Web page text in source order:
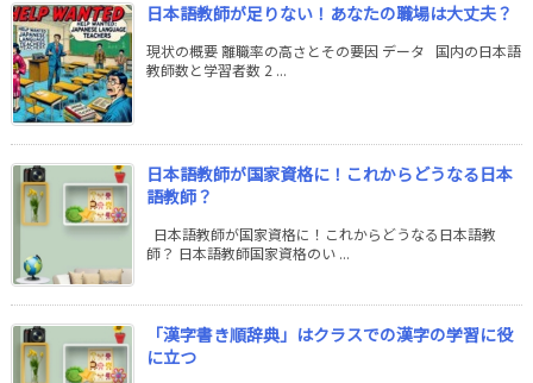
日本語教師が足りない！あなたの職場は大丈夫？
現状の概要 離職率の高さとその要因 データ 国内の日本語
教師数と学習者数 2 ...
日本語教師が国家資格に！これからどうなる日本
語教師？
日本語教師が国家資格に！これからどうなる日本語教
師？ 日本語教師国家資格のい ...
「漢字書き順辞典」はクラスでの漢字の学習に役
に立つ